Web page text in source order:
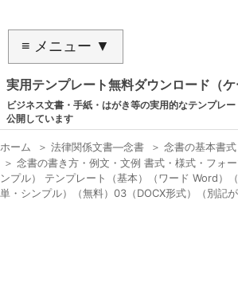
≡ メニュー ▼
実用テンプレート無料ダウンロード（ケ
ビジネス文書・手紙・はがき等の実用的なテンプレ
公開しています
ホーム ＞ 法律関係文書―念書 ＞ 念書の基本書式
＞ 念書の書き方・例文・文例 書式・様式・フォ
ンプル） テンプレート（基本）（ワード Word）
単・シンプル）（無料）03（DOCX形式）（別記が